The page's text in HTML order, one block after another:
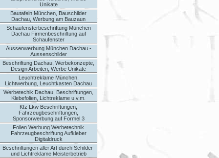
Unikate
Bautafeln München, Bauschilder
Dachau, Werbung am Bauzaun
Schaufensterbeschriftung München
Dachau Firmenbeschriftung auf
Schaufenster
Aussenwerbung München Dachau -
Aussenschilder
Beschriftung Dachau, Werbekonzepte,
Design Arbeiten, Werbe Unikate
Leuchtreklame München,
Lichtwerbung, Leuchtkasten Dachau
Werbetechik Dachau, Beschriftungen,
Klebefolien, Lichtreklame u.v.m.
Kfz Lkw Beschriftungen,
Fahrzeugbeschriftungen,
Sponsorwerbung auf Formel 3
Folien Werbung Werbetechnik
Fahrzeugbeschriftung Aufkleber
Digitaldruck
Beschriftungen aller Art durch Schilder-
und Lichtreklame Meisterbetrieb